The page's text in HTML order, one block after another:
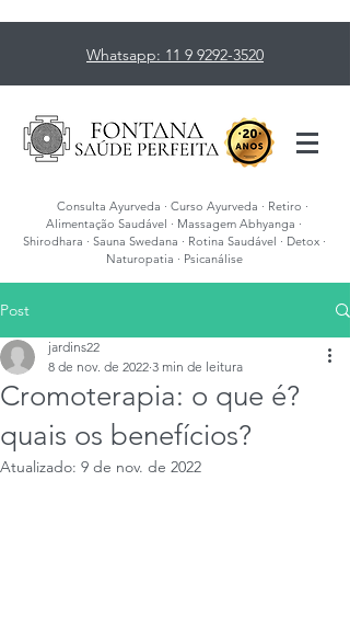
Whatsapp: 11 9 9292-3520
Consulta Ayurveda · Curso Ayurveda · Retiro ·
Alimentação Saudável · Massagem Abhyanga ·
Shirodhara · Sauna Swedana · Rotina Saudável · Detox ·
Naturopatia · Psicanálise
Post
Cromoterapia: o que é?
quais os benefícios?
jardins22
8 de nov. de 2022 3 min de leitura
Atualizado: 9 de nov. de 2022